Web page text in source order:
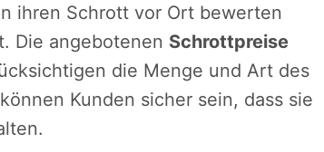
ihren Schrott vor Ort bewerten
Die angebotenen Schrottpreise
die Menge und Art des
Kunden sicher sein, dass sie